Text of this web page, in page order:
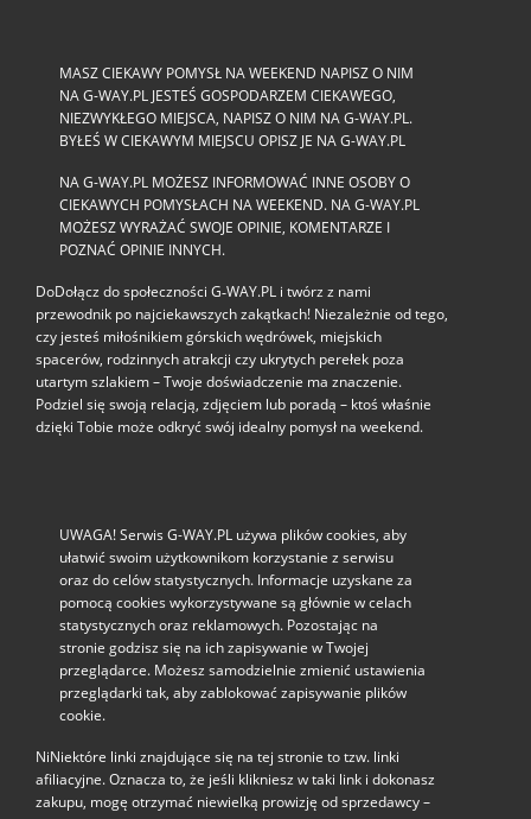
MASZ CIEKAWY POMYSŁ NA WEEKEND NAPISZ O NIM
NA G-WAY.PL JESTEŚ GOSPODARZEM CIEKAWEGO,
NIEZWYKŁEGO MIEJSCA, NAPISZ O NIM NA G-WAY.PL.
BYŁEŚ W CIEKAWYM MIEJSCU OPISZ JE NA G-WAY.PL
NA G-WAY.PL MOŻESZ INFORMOWAĆ INNE OSOBY O
CIEKAWYCH POMYSŁACH NA WEEKEND. NA G-WAY.PL
MOŻESZ WYRAŻAĆ SWOJE OPINIE, KOMENTARZE I
POZNAĆ OPINIE INNYCH.
DoDołącz do społeczności G‑WAY.PL i twórz z nami
przewodnik po najciekawszych zakątkach! Niezależnie od tego,
czy jesteś miłośnikiem górskich wędrówek, miejskich
spacerów, rodzinnych atrakcji czy ukrytych perełek poza
utartym szlakiem – Twoje doświadczenie ma znaczenie.
Podziel się swoją relacją, zdjęciem lub poradą – ktoś właśnie
dzięki Tobie może odkryć swój idealny pomysł na weekend.
UWAGA! Serwis G-WAY.PL używa plików cookies, aby
ułatwić swoim użytkownikom korzystanie z serwisu
oraz do celów statystycznych. Informacje uzyskane za
pomocą cookies wykorzystywane są głównie w celach
statystycznych oraz reklamowych. Pozostając na
stronie godzisz się na ich zapisywanie w Twojej
przeglądarce. Możesz samodzielnie zmienić ustawienia
przeglądarki tak, aby zablokować zapisywanie plików
cookie.
NiNiektóre linki znajdujące się na tej stronie to tzw. linki
afiliacyjne. Oznacza to, że jeśli klikniesz w taki link i dokonasz
zakupu, mogę otrzymać niewielką prowizję od sprzedawcy –